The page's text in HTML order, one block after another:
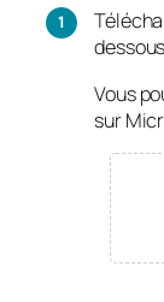
Vous
sur